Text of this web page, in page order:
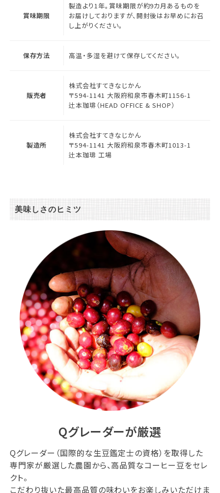
賞味期限
製造より1年。賞味期限が約9カ月あるものを
お届けしておりますが、開封後はお早めにお召
し上がりください。
保存方法 高温・多湿を避けて保存してください。
販売者
株式会社すてきなじかん
〒594-1141 大阪府和泉市春木町1156-1
辻本珈琲（HEAD OFFICE & SHOP）
製造所
株式会社すてきなじかん
〒594-1141 大阪府和泉市春木町1013-1
辻本珈琲 工場
美味しさのヒミツ
Qグレーダーが厳選
Qグレーダー（国際的な生豆鑑定士の資格）を取得した
専門家が厳選した農園から、高品質なコーヒー豆をセレ
クト。
こだわり抜いた最高品質の味わいをお楽しみいただけま